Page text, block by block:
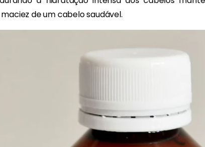
de um cabelo saudável.